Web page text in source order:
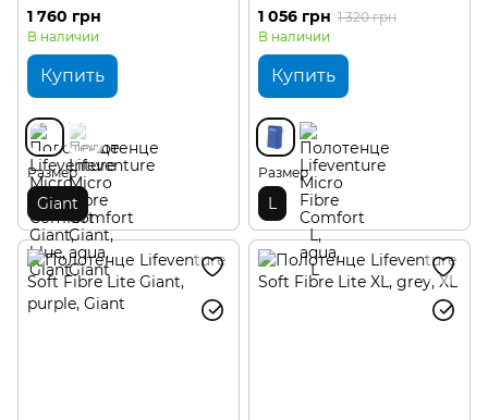
1 760 грн
В наличии
Купить
Размер
Giant
1 056 грн 1 320 грн
В наличии
Купить
Размер
L